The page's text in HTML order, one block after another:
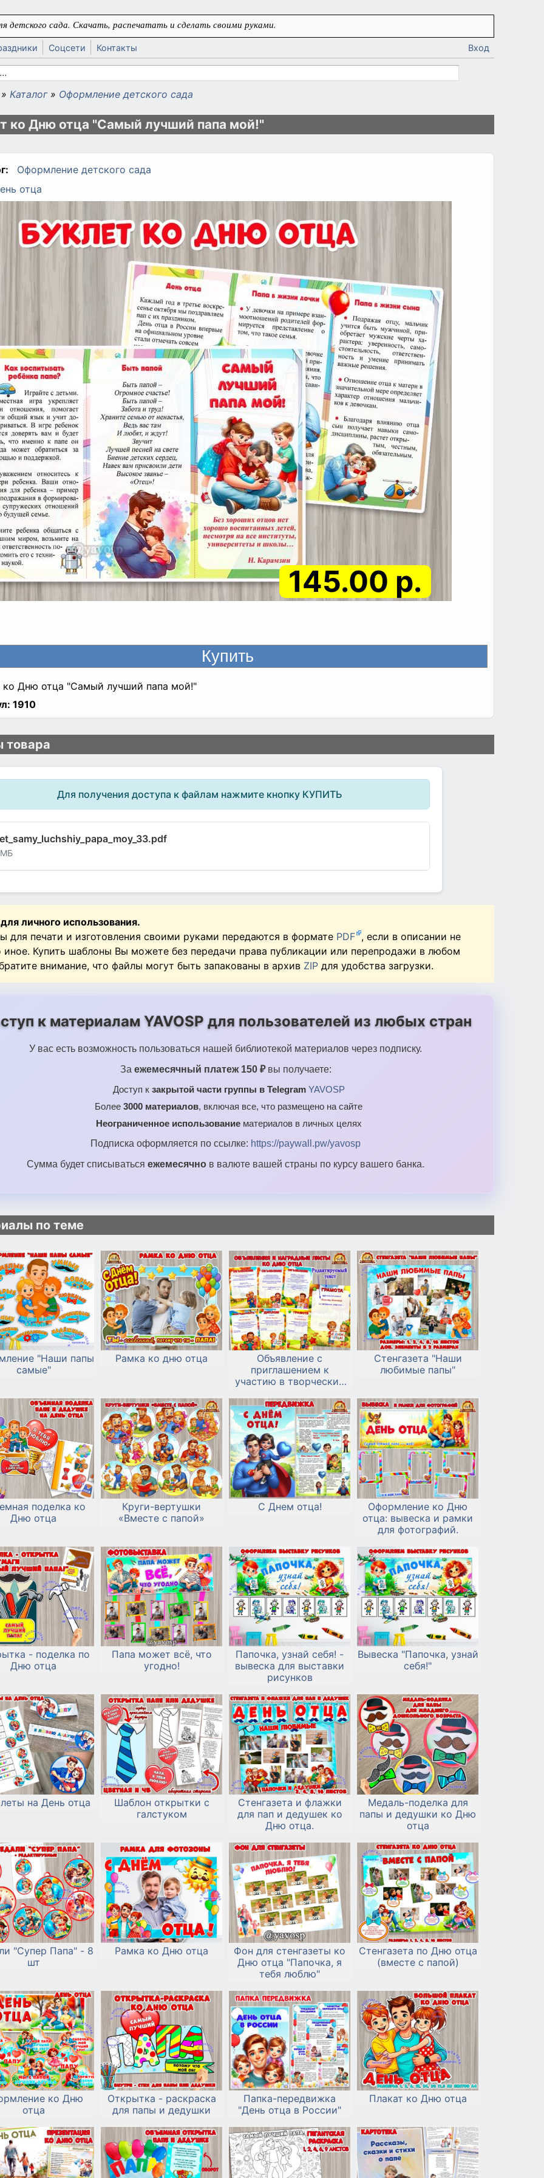
сада. Скачать, распечатать и сделать своими руками.
Соцсети Контакты Вход
поиска
» Каталог » Оформление детского сада
ко Дню отца "Самый лучший папа мой!"
Оформление детского сада
отца
145.00 р.
ко Дню отца "Самый лучший папа мой!"
1910
товара
Для получения доступа к файлам нажмите кнопку КУПИТЬ
личного использования.
для печати и изготовления своими руками передаются в формате PDF , если в описании не
иное. Купить шаблоны Вы можете без передачи права публикации или перепродажи в любом
внимание, что файлы могут быть запакованы в архив ZIP для удобства загрузки.
к материалам YAVOSP для пользователей из любых стран
У вас есть возможность пользоваться нашей библиотекой материалов через подписку.
За ежемесячный платеж 150 ₽вы получаете:
Доступ к закрытой части группы в Telegram YAVOSP
Более 3000 материалов, включая все, что размещено на сайте
Неограниченное использованиематериалов в личных целях
Подписка оформляется по ссылке: https://paywall.pw/yavosp
Сумма будет списываться ежемесячно в валюте вашей страны по курсу вашего банка.
по теме
"Наши папы
самые"
Рамка ко дню отца
Объявление с
приглашением к
участию в творческих
Стенгазета "Наши
любимые папы"
поделка ко
Дню отца
Круги-вертушки
«Вместе с папой»
С Днем отца!
Оформление ко Дню
отца: вывеска и рамки
для фотографий.
- поделка по
Дню отца
Папа может всё, что
угодно!
Папочка, узнай себя! -
вывеска для выставки
рисунков
Вывеска "Папочка, узнай
себя!"
на День отца
Шаблон открытки с
галстуком
Стенгазета и флажки
для пап и дедушек ко
Дню отца.
Медаль-поделка для
папы и дедушки ко Дню
отца
"Супер Папа" - 8
шт
Рамка ко Дню отца
Фон для стенгазеты ко
Дню отца "Папочка, я
тебя люблю"
Стенгазета по Дню отца
(вместе с папой)
ко Дню
отца
Открытка - раскраска
для папы и дедушки
Папка-передвижка
"День отца в России"
Плакат ко Дню отца